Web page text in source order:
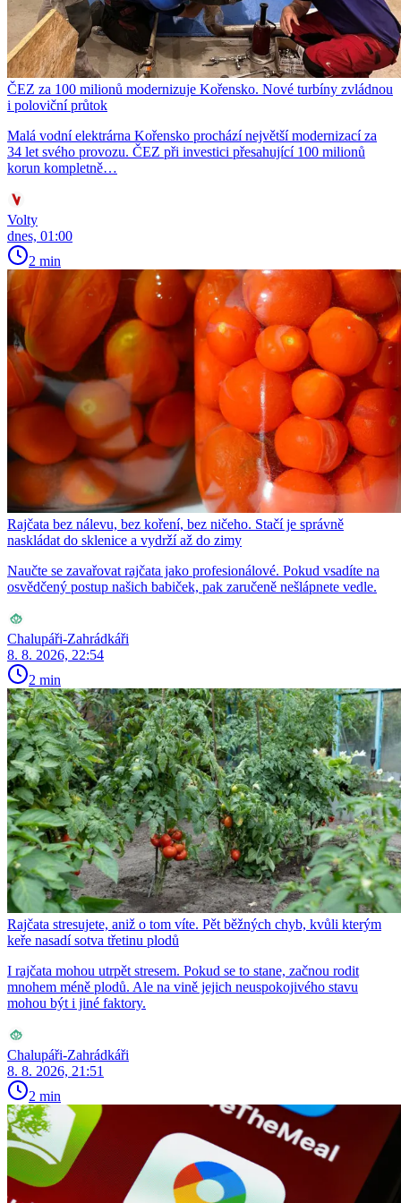
ČEZ za 100 milionů modernizuje Kořensko. Nové turbíny zvládnou
i poloviční průtok
Malá vodní elektrárna Kořensko prochází největší modernizací za
34 let svého provozu. ČEZ při investici přesahující 100 milionů
korun kompletně…
Volty
dnes, 01:00
2 min
Rajčata bez nálevu, bez koření, bez ničeho. Stačí je správně
naskládat do sklenice a vydrží až do zimy
Naučte se zavařovat rajčata jako profesionálové. Pokud vsadíte na
osvědčený postup našich babiček, pak zaručeně nešlápnete vedle.
Chalupáři-Zahrádkáři
8. 8. 2026, 22:54
2 min
Rajčata stresujete, aniž o tom víte. Pět běžných chyb, kvůli kterým
keře nasadí sotva třetinu plodů
I rajčata mohou utrpět stresem. Pokud se to stane, začnou rodit
mnohem méně plodů. Ale na vině jejich neuspokojivého stavu
mohou být i jiné faktory.
Chalupáři-Zahrádkáři
8. 8. 2026, 21:51
2 min